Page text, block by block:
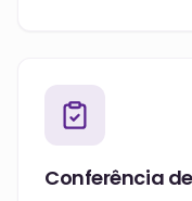
Conferência